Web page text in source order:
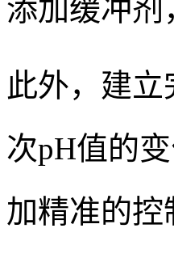
添加缓冲剂
此外，建
次pH值的
加精准的控